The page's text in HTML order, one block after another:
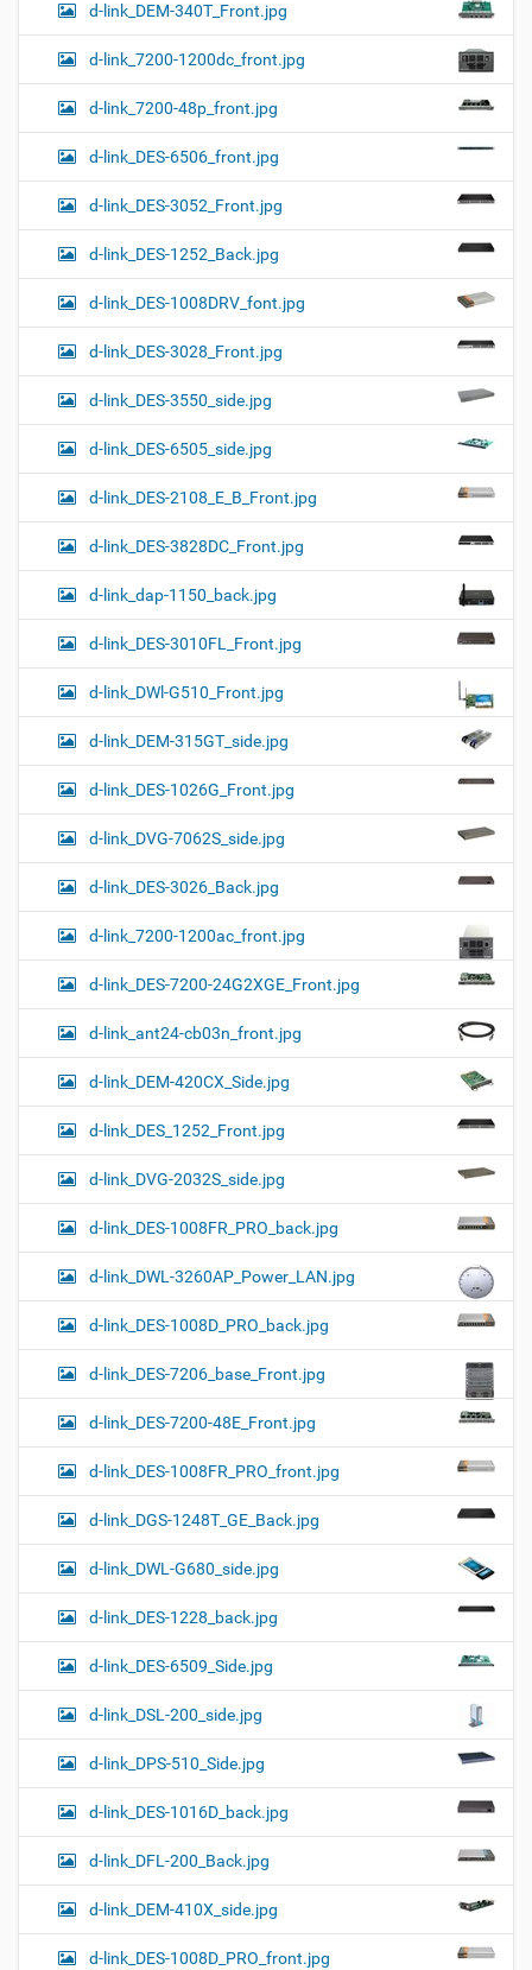
d-link_DEM-340T_Front.jpg
d-link_7200-1200dc_front.jpg
d-link_7200-48p_front.jpg
d-link_DES-6506_front.jpg
d-link_DES-3052_Front.jpg
d-link_DES-1252_Back.jpg
d-link_DES-1008DRV_font.jpg
d-link_DES-3028_Front.jpg
d-link_DES-3550_side.jpg
d-link_DES-6505_side.jpg
d-link_DES-2108_E_B_Front.jpg
d-link_DES-3828DC_Front.jpg
d-link_dap-1150_back.jpg
d-link_DES-3010FL_Front.jpg
d-link_DWl-G510_Front.jpg
d-link_DEM-315GT_side.jpg
d-link_DES-1026G_Front.jpg
d-link_DVG-7062S_side.jpg
d-link_DES-3026_Back.jpg
d-link_7200-1200ac_front.jpg
d-link_DES-7200-24G2XGE_Front.jpg
d-link_ant24-cb03n_front.jpg
d-link_DEM-420CX_Side.jpg
d-link_DES_1252_Front.jpg
d-link_DVG-2032S_side.jpg
d-link_DES-1008FR_PRO_back.jpg
d-link_DWL-3260AP_Power_LAN.jpg
d-link_DES-1008D_PRO_back.jpg
d-link_DES-7206_base_Front.jpg
d-link_DES-7200-48E_Front.jpg
d-link_DES-1008FR_PRO_front.jpg
d-link_DGS-1248T_GE_Back.jpg
d-link_DWL-G680_side.jpg
d-link_DES-1228_back.jpg
d-link_DES-6509_Side.jpg
d-link_DSL-200_side.jpg
d-link_DPS-510_Side.jpg
d-link_DES-1016D_back.jpg
d-link_DFL-200_Back.jpg
d-link_DEM-410X_side.jpg
d-link_DES-1008D_PRO_front.jpg